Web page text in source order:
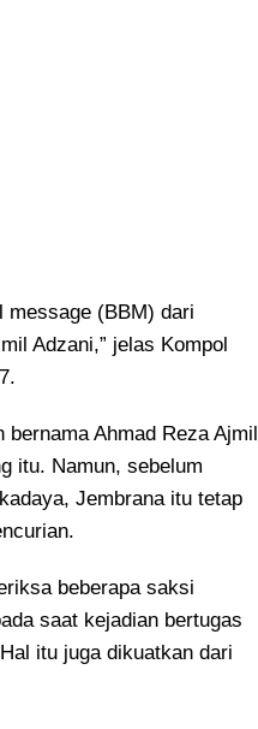
message (BBM) dari
Adzani,” jelas Kompol
Ahmad Reza Ajmil
itu. Namun, sebelum
Jembrana itu tetap
beberapa saksi
saat kejadian bertugas
itu juga dikuatkan dari